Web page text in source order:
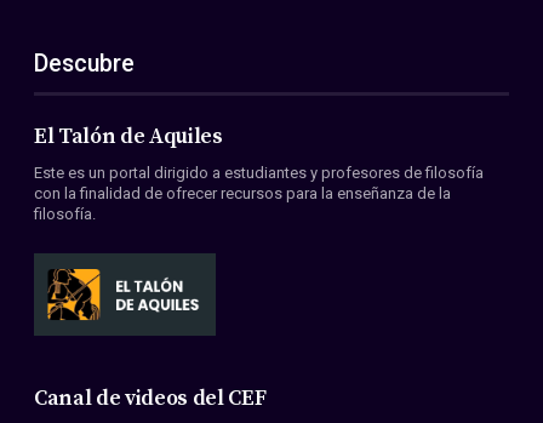
ES
EN
Acerca de nosotros
Miembros
Convenios
Descubre
El Talón de Aquiles
Este es un portal dirigido a estudiantes y profesores de filosofía
con la finalidad de ofrecer recursos para la enseñanza de la
filosofía.
Canal de videos del CEF